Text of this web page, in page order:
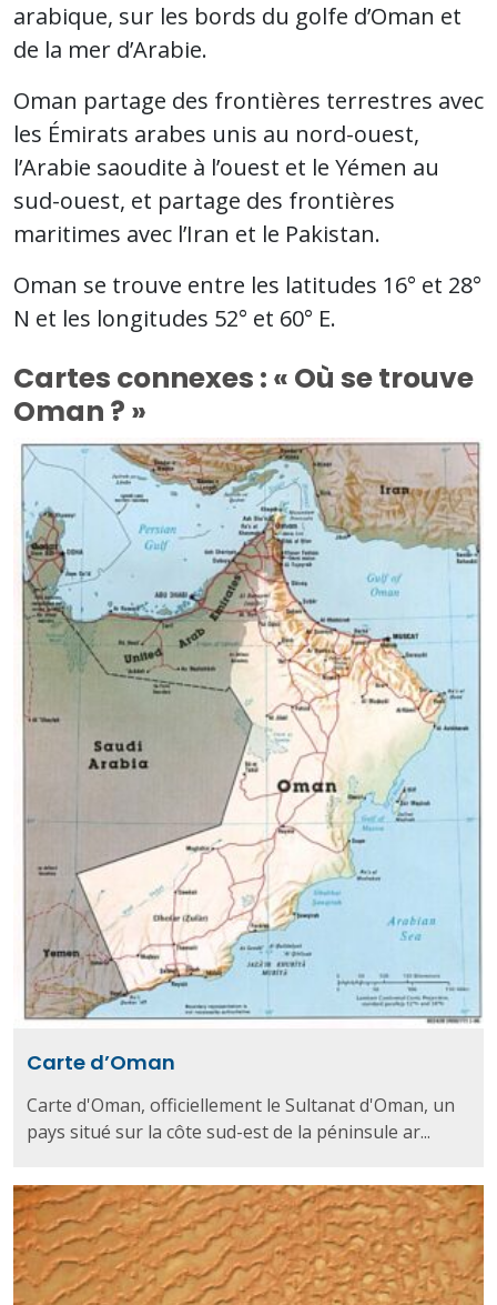
arabique, sur les bords du golfe d’Oman et
de la mer d’Arabie.
Oman partage des frontières terrestres avec
les Émirats arabes unis au nord-ouest,
l’Arabie saoudite à l’ouest et le Yémen au
sud-ouest, et partage des frontières
maritimes avec l’Iran et le Pakistan.
Oman se trouve entre les latitudes 16° et 28°
N et les longitudes 52° et 60° E.
Cartes connexes : « Où se trouve
Oman ? »
Carte d’Oman
Carte d'Oman, officiellement le Sultanat d'Oman, un
pays situé sur la côte sud-est de la péninsule ar...